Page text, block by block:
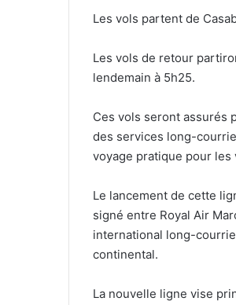
Les vols partent de
Les vols de retour
lendemain à 5h25.
Ces vols seront assurés
des services long-
voyage pratique pour
Le lancement de cette
signé entre Royal Air
international long-
continental.
La nouvelle ligne vise